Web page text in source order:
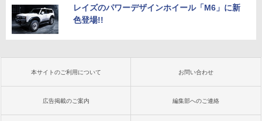
レイズのパワーデザインホイール「M6」に新
色登場!!
本サイトのご利用について お問い合わせ
広告掲載のご案内 編集部へのご連絡